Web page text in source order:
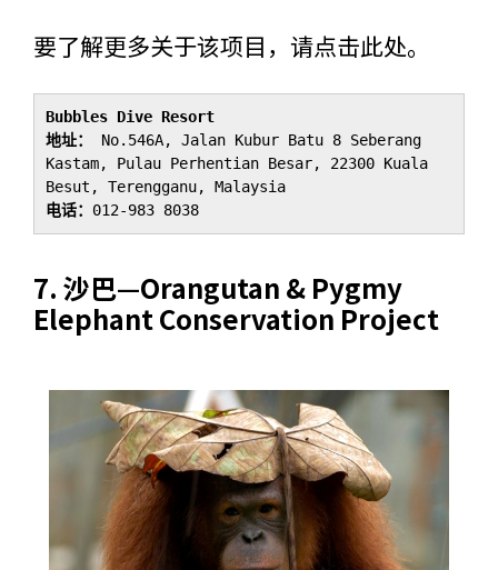
要了解更多关于该项目，请点击此处。
Bubbles Dive Resort
地址：
No.546A, Jalan Kubur Batu 8 Seberang
Kastam, Pulau Perhentian Besar, 22300 Kuala
电话： 012-983 8038
7. 沙巴—Orangutan & Pygmy
Elephant Conservation Project